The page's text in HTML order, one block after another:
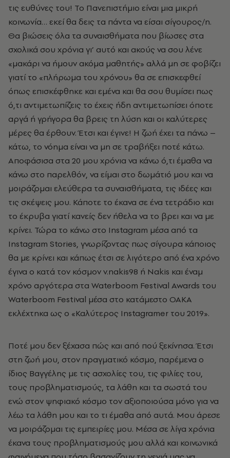
τις ευθύνες του! Το Πανεπιστήμιο είναι μια μικρή
κοινωνία… εκεί θα δεις τα πάντα να είσαι σίγουρος/η.
Θα βιώσεις όλα τα συναισθήματα που βίωσες στα
σχολικά σου χρόνια γι’ αυτό και ακούς να σου λένε
«μακάρι να ήμουν ακόμα μαθητής» αλλά μη σε φοβίζει
γιατί το «πλήρωμα του χρόνου» θα σε επισκεφθεί
όπως επισκέφθηκε και εμένα και θα σου θυμίσει πως
ό,τι αντιμετωπίζεις το έχεις ήδη αντιμετωπίσει όποτε
αργά ή γρήγορα θα βρεις τη λύση και οι καλύτερες
μέρες θα έρθουν. Έτσι και έγινε! Η ζωή έχει τα πάνω –
κάτω, το νόημα είναι να μη σε τραβήξει ποτέ κάτω.
Αποφάσισα στα 20 μου χρόνια να κάνω ό,τι έμαθα να
κάνω στο παρελθόν, να είμαι στο δωμάτιό μου και να
μοιράζομαι ελεύθερα τα συναισθήματα, τις ιδέες και
τις σκέψεις μου. Κάποτε το έκανα σε ένα τετράδιο και
το έκρυβα γιατί κανείς δεν ήθελα να το βρει και να με
κρίνει. Τώρα το κάνω στο Instagram μέσα από τα
Instagram Stories, γνωρίζοντας πως σίγουρα κάποιος
θα με κρίνει και κάπως έτσι σε λιγότερο από ένα χρόνο
έγινα ο κατά τον κόσμον v.nakis98 ή Nakis και έναμ
χρόνο αργότερα στα Waterboom Festival Awards του
Waterboom Festival μέσα στο κατάμεστο ΟΑΚΑ
εκλέχτηκα ως ο «Καλύτερος Instagramer του 2019».
Ποτέ μου δεν ξέχασα πώς και από πού ξεκίνησα. Έτσι
στη ζωή μου, στον πραγματικό κόσμο, παρέμενα ο
ίδιος Βαγγέλης με τις ασχολίες του, τις φιλίες του,
τους προβληματισμούς, τα λάθη και τα σωστά του
ενώ στον ψηφιακό κόσμο τον αξιοποιούσα μόνο για να
λέω τα λάθη μου και το τι έμαθα από αυτά. Μου άρεσε
να μοιράζομαι τις εμπειρίες μου. Μέσα σε λίγα χρόνια
έκανα τους προβληματισμούς μου αλλά και κοινωνικά